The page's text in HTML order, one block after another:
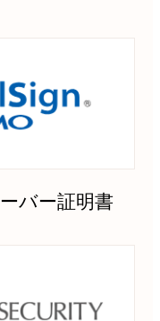
バー証明書